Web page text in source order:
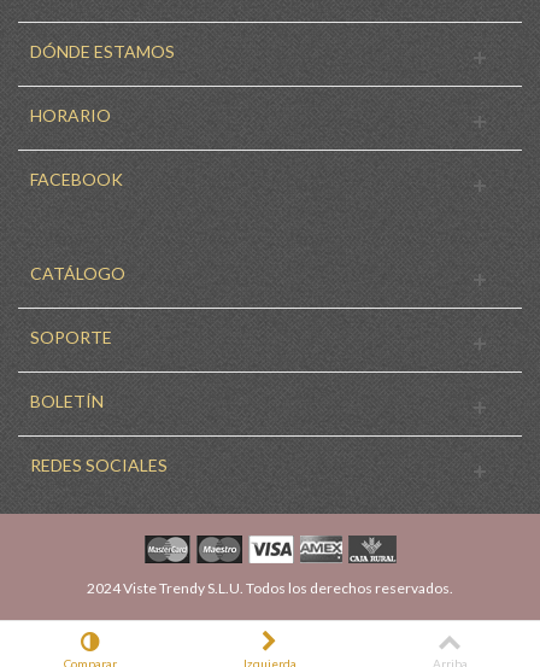
DÓNDE ESTAMOS
HORARIO
FACEBOOK
CATÁLOGO
SOPORTE
BOLETÍN
REDES SOCIALES
2024 Viste Trendy S.L.U. Todos los derechos reservados.
Comparar Izquierda Arriba